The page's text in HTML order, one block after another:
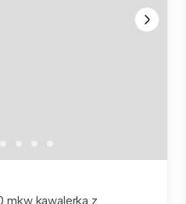
mkw kawalerka z